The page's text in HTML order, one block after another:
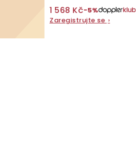
1 568 Kč−5%
Zaregistrujte se ›